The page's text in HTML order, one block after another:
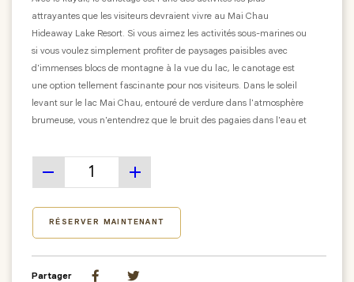
attrayantes que les visiteurs devraient vivre au Mai Chau
Hideaway Lake Resort. Si vous aimez les activités sous-marines ou
si vous voulez simplement profiter de paysages paisibles avec
d'immenses blocs de montagne à la vue du lac, le canotage est
une option tellement fascinante pour nos visiteurs. Dans le soleil
levant sur le lac Mai Chau, entouré de verdure dans l'atmosphère
brumeuse, vous n'entendrez que le bruit des pagaies dans l'eau et
métropole trépidante.
remove add
RÉSERVER MAINTENANT
Partager